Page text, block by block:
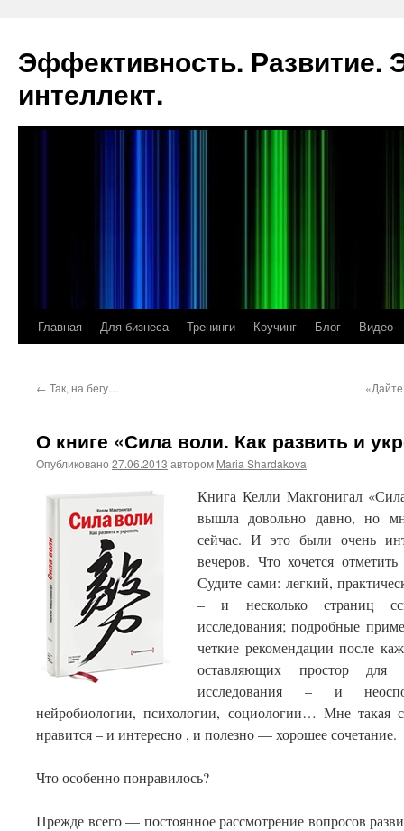
Эффективность. Развитие.
интеллект.
Перейти
содержимому
Главная Для бизнеса Тренинги Коучинг Блог Видео
← Так, на бегу…
О книге «Сила воли. Как развить и
Опубликовано 27.06.2013 автором Maria Shardakova
Книга Келли Макгонигал
вышла довольно давно, но
сейчас. И это были очень
вечеров. Что хочется
Судите сами: легкий,
– и несколько страниц
исследования; подробные
четкие рекомендации после
оставляющих простор для
исследования – и
нейробиологии, психологии, социологии… Мне такая
нравится – и интересно , и полезно — хорошее сочетание.
Что особенно понравилось?
Прежде всего — постоянное рассмотрение вопросов